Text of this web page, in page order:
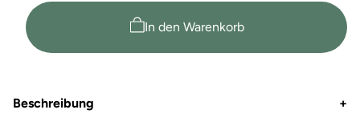
In den Warenkorb
Beschreibung +